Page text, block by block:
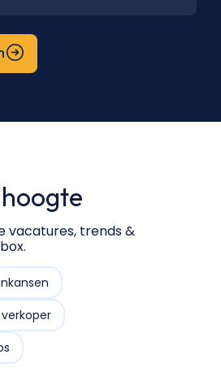
vacatures, trends &